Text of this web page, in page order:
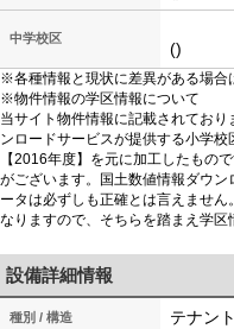
中学校区
()
※各種情報と現状に差異がある場合
※物件情報の学区情報について
当サイト物件情報に記載されてお
ンロードサービスが提供する小学
【2016年度】を元に加工したもの
がございます。国土数値情報ダウ
ータは必ずしも正確とは言えませ
なりますので、そちらを踏まえ学区
設備詳細情報
種別 / 構造 テナン